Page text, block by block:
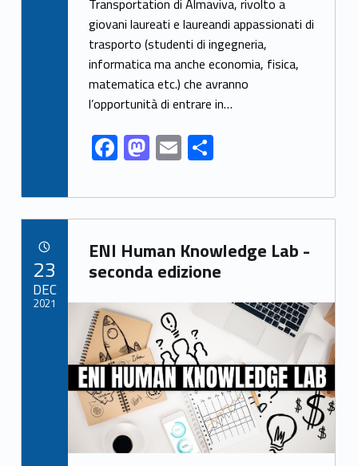
o
o
k
o
n
Transportation di Almaviva, rivolto a
giovani laureati e laureandi appassionati di
trasporto (studenti di ingegneria,
informatica ma anche economia, fisica,
matematica etc.) che avranno
l’opportunità di entrare in…
F
ac
e
b
o
o
k
M
as
to
d
o
n
E
m
ai
l
S
ar
e
Link identifier archive #link-archive-43030
ENI Human Knowledge Lab -
seconda edizione
Link identifier archive #link-archive-thumb-soap-69398
23
DEC
2021